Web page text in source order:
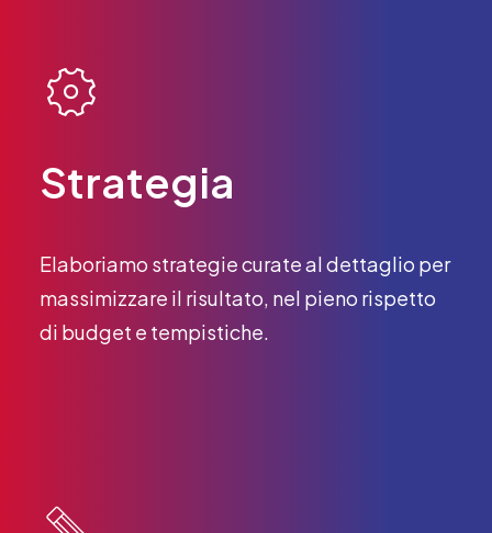
Strategia
Elaboriamo strategie curate al dettaglio per
massimizzare il risultato, nel pieno rispetto
di budget e tempistiche.